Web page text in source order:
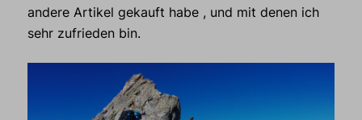
andere Artikel gekauft habe , und mit denen ich
sehr zufrieden bin.